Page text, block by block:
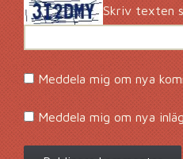
Skriv texten
Meddela mig om nya
Meddela mig om nya